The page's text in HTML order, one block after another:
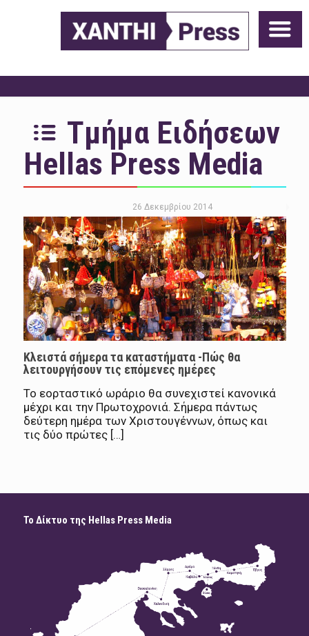
Τμήμα Ειδήσεων
Hellas Press Media
26 Δεκεμβρίου 2014
Κλειστά σήμερα τα καταστήματα -Πώς θα
λειτουργήσουν τις επόμενες ημέρες
Το εορταστικό ωράριο θα συνεχιστεί κανονικά
μέχρι και την Πρωτοχρονιά. Σήμερα πάντως
δεύτερη ημέρα των Χριστουγέννων, όπως και
τις δύο πρώτες […]
Το Δίκτυο της Hellas Press Media